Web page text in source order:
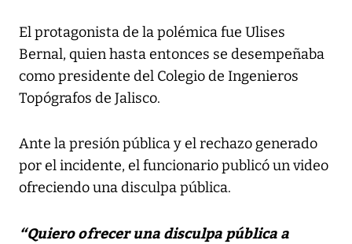
El protagonista de la polémica fue Ulises
Bernal, quien hasta entonces se desempeñaba
como presidente del Colegio de Ingenieros
Topógrafos de Jalisco.
Ante la presión pública y el rechazo generado
por el incidente, el funcionario publicó un video
ofreciendo una disculpa pública.
“Quiero ofrecer una disculpa pública a